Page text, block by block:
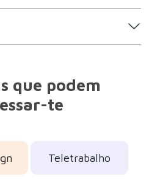
que podem
te
Teletrabalho